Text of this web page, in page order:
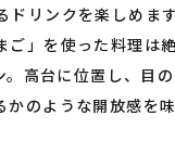
リンクを楽しめま
」を使った料理は絶
高台に位置し、目
のような開放感を